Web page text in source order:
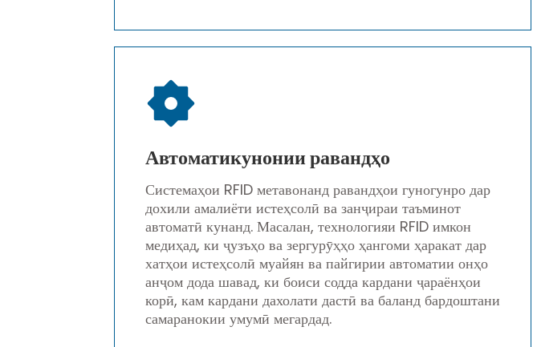
Автоматикунонии равандҳо
Системаҳои RFID метавонанд равандҳои гуногунро дар
дохили амалиёти истеҳсолӣ ва занҷираи таъминот
автоматӣ кунанд. Масалан, технологияи RFID имкон
медиҳад, ки ҷузъҳо ва зергурӯҳҳо ҳангоми ҳаракат дар
хатҳои истеҳсолӣ муайян ва пайгирии автоматии онҳо
анҷом дода шавад, ки боиси содда кардани ҷараёнҳои
корӣ, кам кардани дахолати дастӣ ва баланд бардоштани
самаранокии умумӣ мегардад.